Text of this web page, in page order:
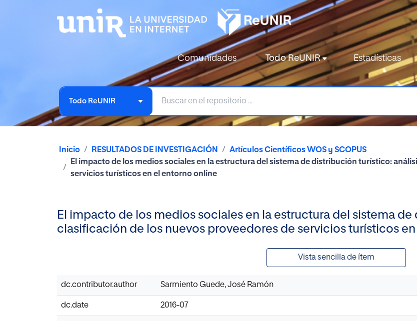
Comunidades Todo ReUNIR Estadísticas
Todo ReUNIR
Inicio RESULTADOS DE INVESTIGACIÓN
Artículos Científicos WOS y SCOPUS
El impacto de los medios sociales en la estructura del sistema de distribución turístico:
servicios turísticos en el entorno online
El impacto de los medios sociales en la estructura del sistema
clasificación de los nuevos proveedores de servicios turísticos
Vista sencilla de ítem
dc.contributor.author Sarmiento Guede, José Ramón
dc.date 2016-07